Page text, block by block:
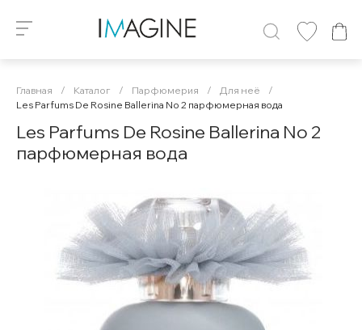
Главная / Каталог / Парфюмерия / Для неё
/
Les Parfums De Rosine Ballerina No 2 парфюмерная вода
Les Parfums De Rosine Ballerina No 2
парфюмерная вода